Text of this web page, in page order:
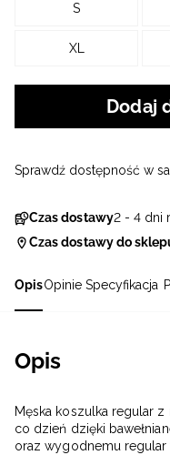
OpisOpinie Specyfikacja
Opis
Męska koszulka regular
co dzień dzięki
oraz wygodnemu regular
S
XL
Dodaj
Czas dostawy2 - 4 dni
Czas dostawy do
Sprawdź dostępność w